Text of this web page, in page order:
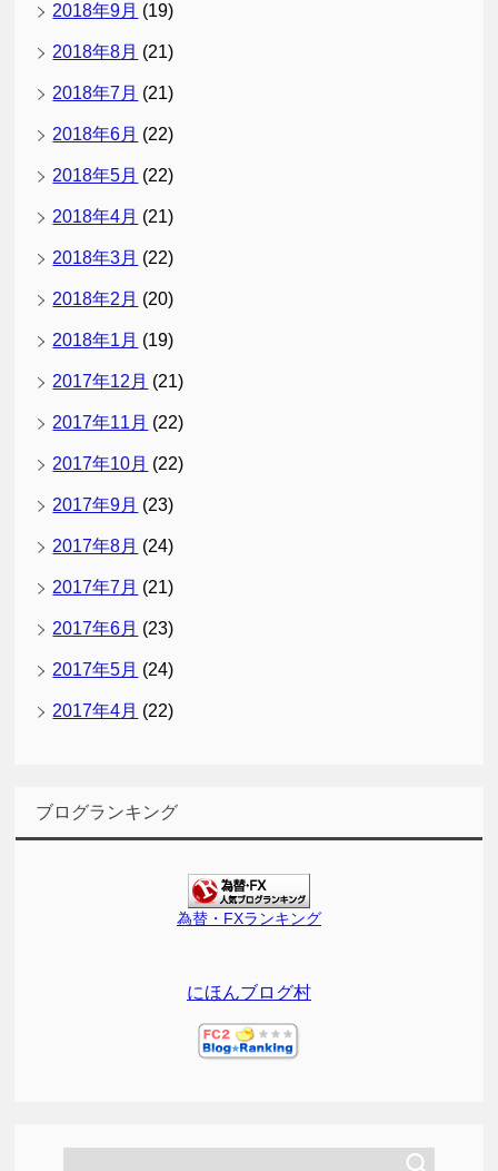
2018年9月 (19)
2018年8月 (21)
2018年7月 (21)
2018年6月 (22)
2018年5月 (22)
2018年4月 (21)
2018年3月 (22)
2018年2月 (20)
2018年1月 (19)
2017年12月 (21)
2017年11月 (22)
2017年10月 (22)
2017年9月 (23)
2017年8月 (24)
2017年7月 (21)
2017年6月 (23)
2017年5月 (24)
2017年4月 (22)
ブログランキング
為替・FXランキング
にほんブログ村